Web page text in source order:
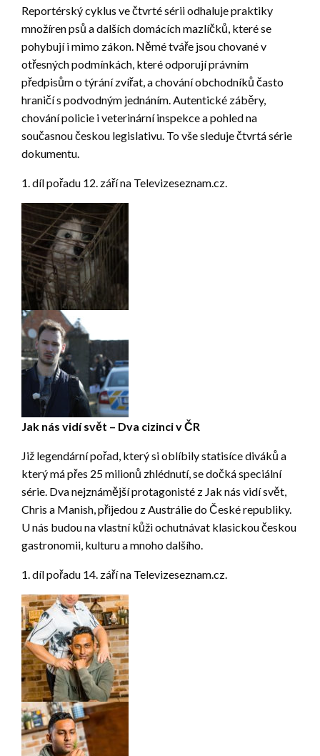
Reportérský cyklus ve čtvrté sérii odhaluje praktiky
množíren psů a dalších domácích mazlíčků, které se
pohybují i mimo zákon. Němé tváře jsou chované v
otřesných podmínkách, které odporují právním
předpisům o týrání zvířat, a chování obchodníků často
hraničí s podvodným jednáním. Autentické záběry,
chování policie i veterinární inspekce a pohled na
současnou českou legislativu. To vše sleduje čtvrtá série
dokumentu.
1. díl pořadu 12. září na Televizeseznam.cz.
Jak nás vidí svět – Dva cizinci v ČR
Již legendární pořad, který si oblíbily statisíce diváků a
který má přes 25 milionů zhlédnutí, se dočká speciální
série. Dva nejznámější protagonisté z Jak nás vidí svět,
Chris a Manish, přijedou z Austrálie do České republiky.
U nás budou na vlastní kůži ochutnávat klasickou českou
gastronomii, kulturu a mnoho dalšího.
1. díl pořadu 14. září na Televizeseznam.cz.